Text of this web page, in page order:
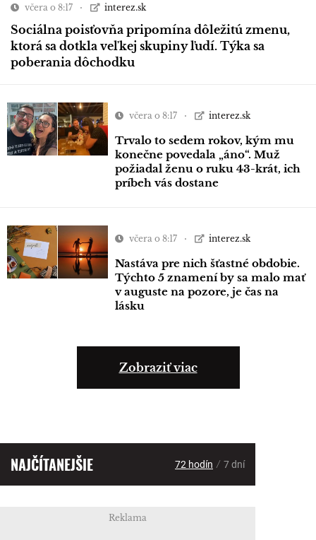
včera o 8:17 interez.sk
Sociálna poisťovňa pripomína dôležitú zmenu,
ktorá sa dotkla veľkej skupiny ľudí. Týka sa
poberania dôchodku
včera o 8:17 interez.sk
Trvalo to sedem rokov, kým mu
konečne povedala „áno“. Muž
požiadal ženu o ruku 43-krát, ich
príbeh vás dostane
včera o 8:17 interez.sk
Nastáva pre nich šťastné obdobie.
Týchto 5 znamení by sa malo mať
v auguste na pozore, je čas na
lásku
Zobraziť viac
NAJČÍTANEJŠIE 72 hodín / 7 dní
Reklama